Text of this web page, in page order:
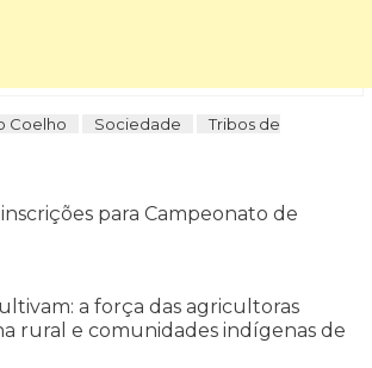
Coelho Sociedade
Tribos de
para Campeonato de
a força das agricultoras
rural e comunidades indígenas de